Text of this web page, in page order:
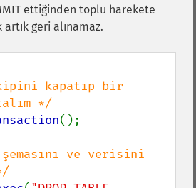
ettiğinden toplu harekete
geri alınamaz.
kapatıp bir
();
ve verisini